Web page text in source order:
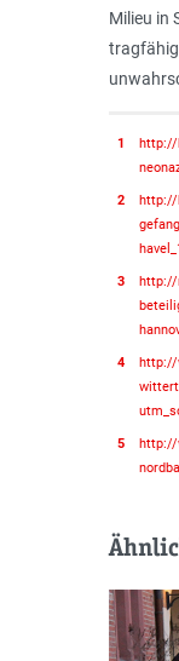
Milieu in
1
http://
2
http://
3
http://
4
http://
5
http://